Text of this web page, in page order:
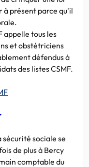
à présent parce qu'il
appelle tous les
et obstétriciens
défendus à
des listes CSMF.
sécurité sociale se
de plus à Bercy
comptable du